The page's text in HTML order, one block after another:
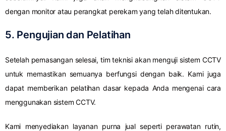
dengan monitor atau perangkat perekam yang telah ditentukan.
5. Pengujian dan Pelatihan
Setelah pemasangan selesai, tim teknisi akan menguji sistem CCTV
untuk memastikan semuanya berfungsi dengan baik. Kami juga
dapat memberikan pelatihan dasar kepada Anda mengenai cara
menggunakan sistem CCTV.
Kami menyediakan layanan purna jual seperti perawatan rutin,